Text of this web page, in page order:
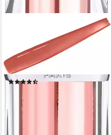
Lippenstift COLOR RICHE
GLOW PARADISE, mit Balm-
in-Lippenstift-Formel,
dermatologisch getestet
(54)
9,99 €
11,99 €
(2.081,25 €/ 1 kg)
-17%
lieferbar - in 2-3 Werktagen bei dir